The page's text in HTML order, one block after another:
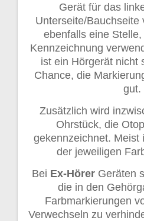
Gerät für das
Unterseite/Bauchseite
ebenfalls eine
Kennzeichnung
ist ein Hörgerät nicht
Chance, die
gut.
Zusätzlich wird
Ohrstück, die
gekennzeichnet. Meist
der jeweiligen
Bei Ex-Hörer Geräten
die in den
Farbmarkierungen
Verwechseln zu